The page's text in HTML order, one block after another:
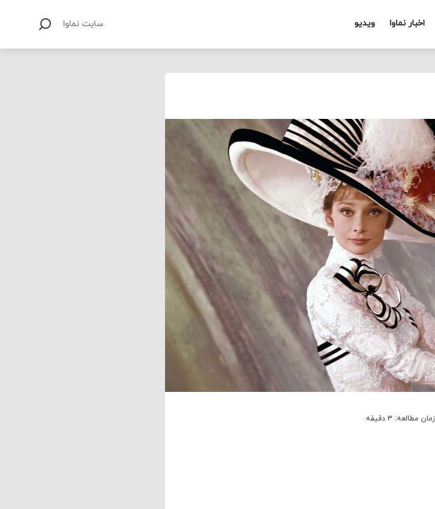
اخبار نماوا ویدیو سایت نماوا
زمان مطالعه: 3 دقیقه